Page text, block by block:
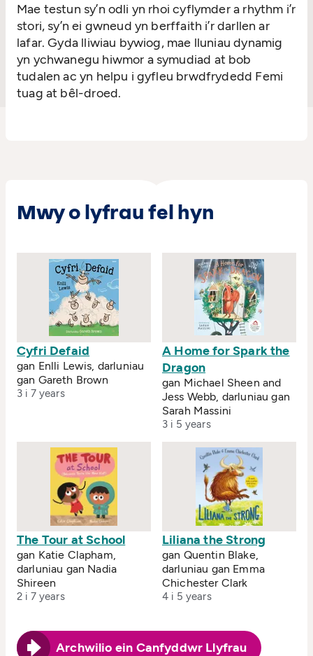
Mae testun sy’n odli yn rhoi cyflymder a rhythm i’r
stori, sy’n ei gwneud yn berffaith i’r darllen ar
lafar. Gyda lliwiau bywiog, mae lluniau dynamig
yn ychwanegu hiwmor a symudiad at bob
tudalen ac yn helpu i gyfleu brwdfrydedd Femi
tuag at bêl-droed.
Mwy o lyfrau fel hyn
Cyfri Defaid
gan Enlli Lewis, darluniau
gan Gareth Brown
3 i 7 years
A Home for Spark the
Dragon
gan Michael Sheen and
Jess Webb, darluniau gan
Sarah Massini
3 i 5 years
The Tour at School
gan Katie Clapham,
darluniau gan Nadia
Shireen
2 i 7 years
Liliana the Strong
gan Quentin Blake,
darluniau gan Emma
Chichester Clark
4 i 5 years
Archwilio ein Canfyddwr Llyfrau